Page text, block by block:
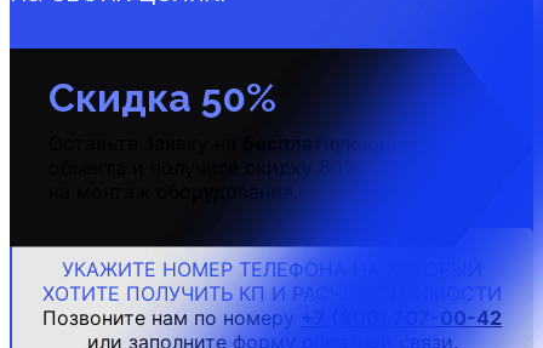
Скидка 50%
УКАЖИТЕ НОМЕР ТЕЛЕФОНА НА КОТОРЫЙ
ХОТИТЕ ПОЛУЧИТЬ КП И РАСЧЕТ СТОИМОСТИ
Позвоните нам по номеру
+7 (800) 707-00-42
или заполните форму обратной связи.